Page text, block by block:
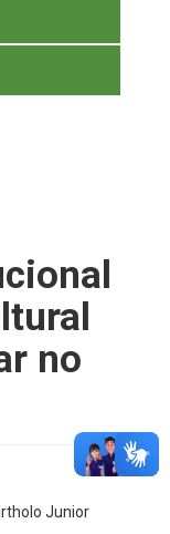
no
Junior